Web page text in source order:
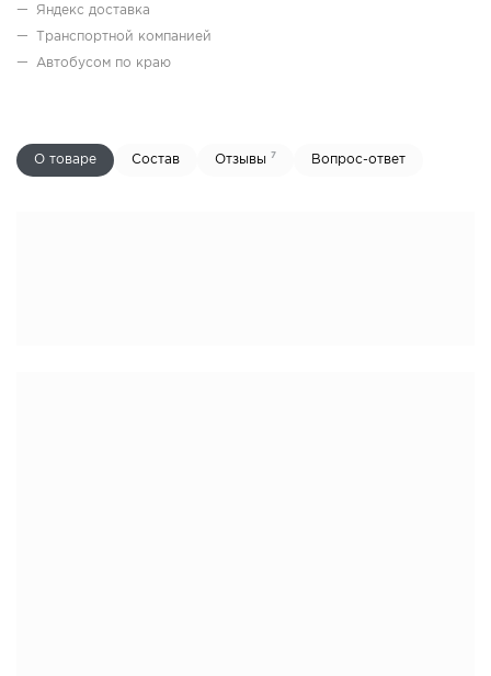
Яндекс доставка
Транспортной компанией
Автобусом по краю
О товаре Состав Отзывы 7 Вопрос-ответ